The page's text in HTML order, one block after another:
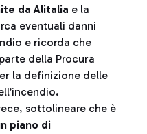
da Alitalia e la
eventuali danni
e ricorda che
della Procura
la definizione delle
sottolineare che è
piano di